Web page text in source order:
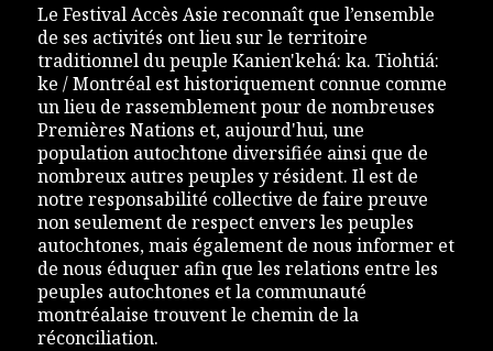
Le Festival Accès Asie reconnaît que l’ensemble
de ses activités ont lieu sur le territoire
traditionnel du peuple Kanien'kehá: ka. Tiohtiá:
ke / Montréal est historiquement connue comme
un lieu de rassemblement pour de nombreuses
Premières Nations et, aujourd'hui, une
population autochtone diversifiée ainsi que de
nombreux autres peuples y résident. Il est de
notre responsabilité collective de faire preuve
non seulement de respect envers les peuples
autochtones, mais également de nous informer et
de nous éduquer afin que les relations entre les
peuples autochtones et la communauté
montréalaise trouvent le chemin de la
réconciliation.